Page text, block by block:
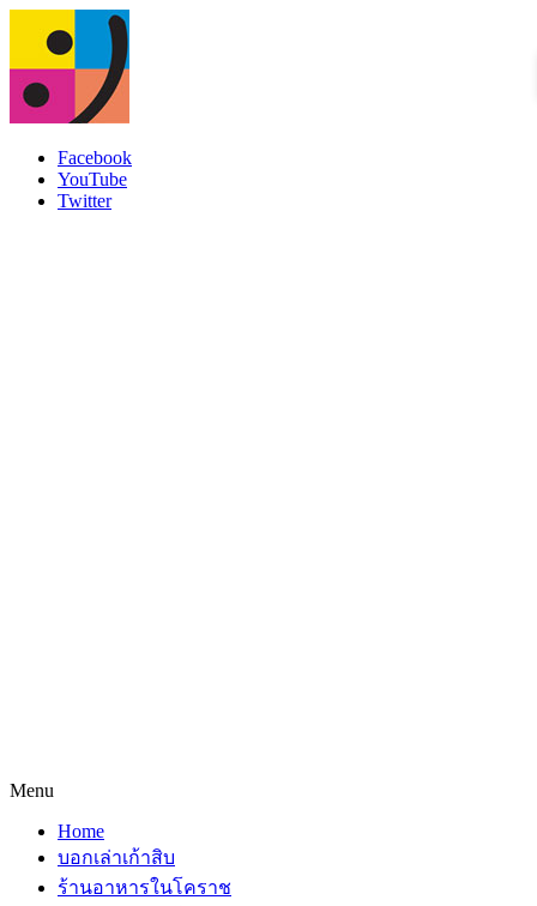
Facebook
YouTube
Twitter
Menu
Home
บอกเล่าเก้าสิบ
ร้านอาหารในโคราช